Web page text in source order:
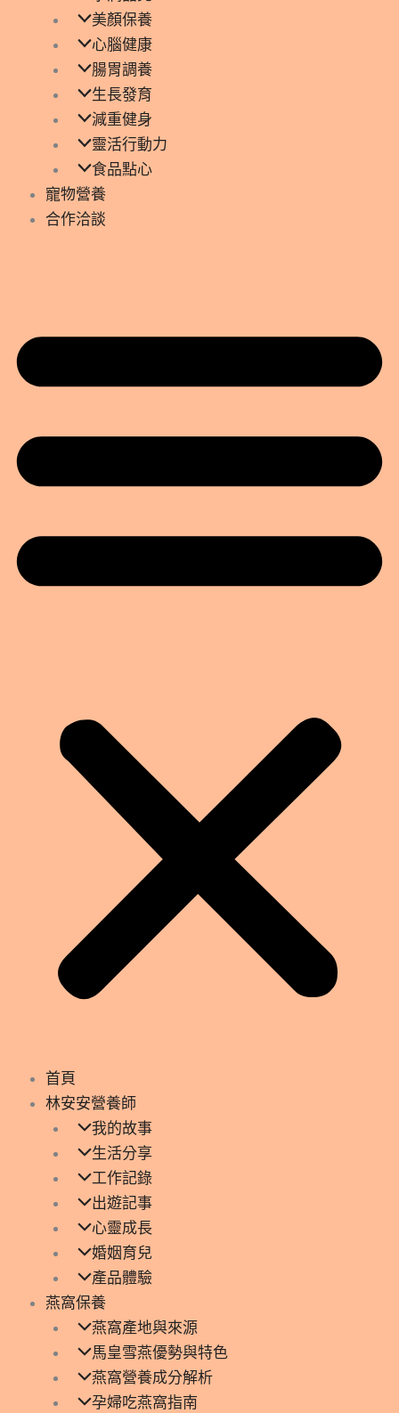
美顏保養
心腦健康
腸胃調養
生長發育
減重健身
靈活行動力
食品點心
寵物營養
合作洽談
首頁
林安安營養師
我的故事
生活分享
工作記錄
出遊記事
心靈成長
婚姻育兒
產品體驗
燕窩保養
燕窩產地與來源
馬皇雪燕優勢與特色
燕窩營養成分解析
孕婦吃燕窩指南